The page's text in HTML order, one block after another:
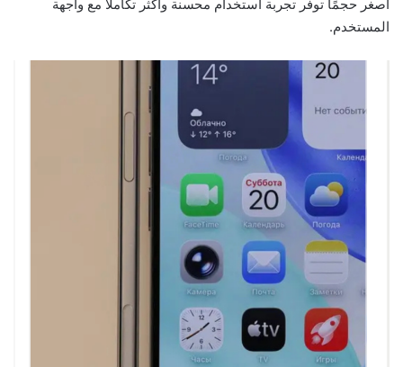
أصغر حجمًا توفر تجربة استخدام محسنة وأكثر تكاملاً مع واجهة
المستخدم.